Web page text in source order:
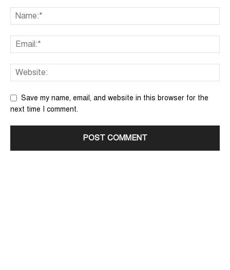
Save my name, email, and website in this browser for the
next time I comment.